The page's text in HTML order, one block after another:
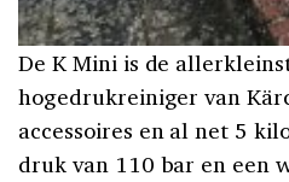
De K Mini is de
hogedrukreiniger van
accessoires en al net 5
druk van 110 bar en een